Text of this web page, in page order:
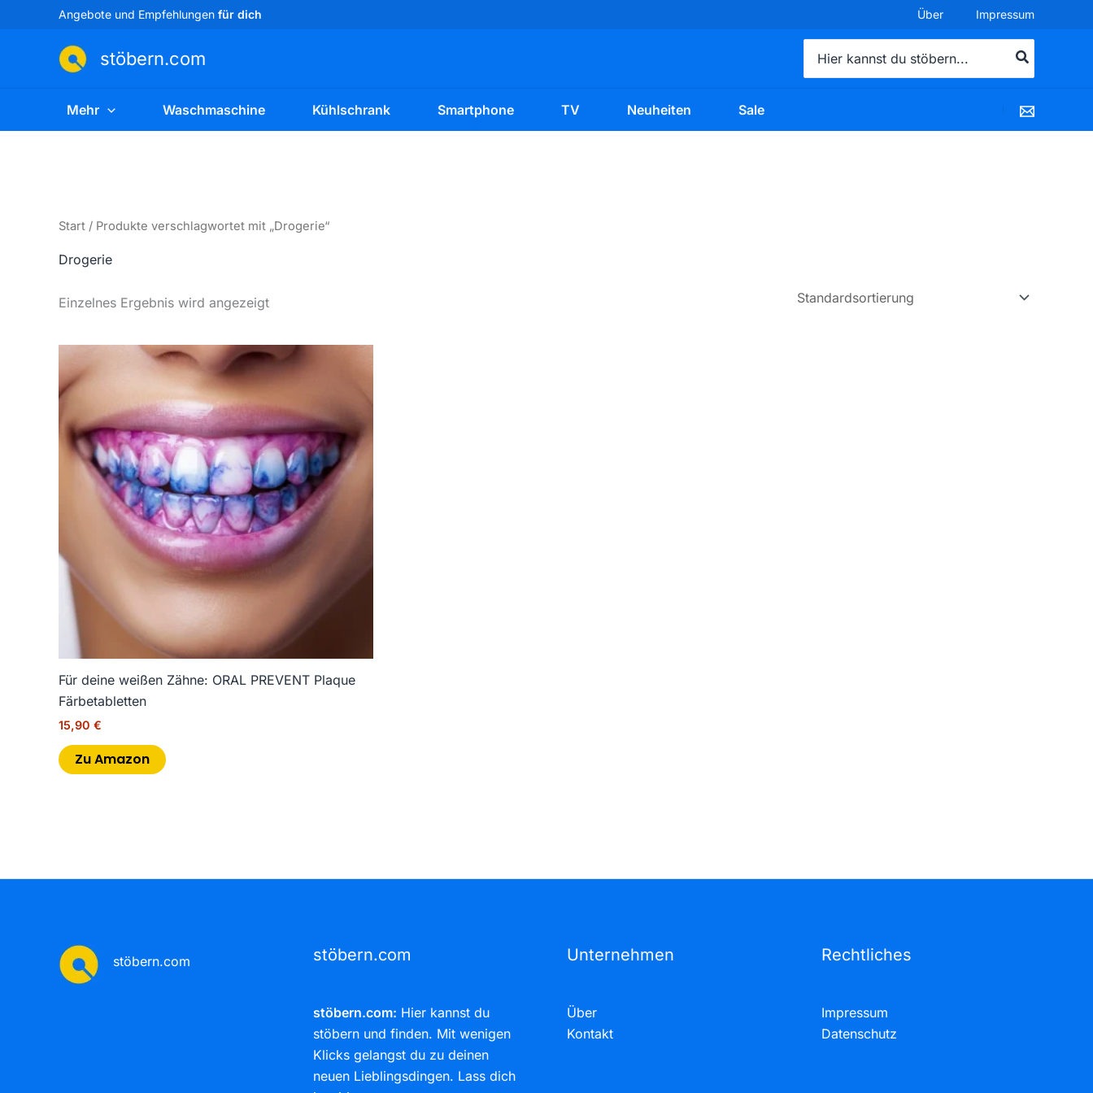
Angebote und Empfehlungen für dich Über Impressum
stöbern.com
for:
Mehr Waschmaschine Kühlschrank Smartphone TV Neuheiten Sale
Start / Produkte verschlagwortet mit „Drogerie“
Drogerie
Einzelnes Ergebnis wird angezeigt
Für deine weißen Zähne: ORAL PREVENT Plaque
Färbetabletten
15,90 €
Zu Amazon
stöbern.com stöbern.com
stöbern.com: Hier kannst du
stöbern und finden. Mit wenigen
Klicks gelangst du zu deinen
neuen Lieblingsdingen. Lass dich
Unternehmen
Über
Kontakt
Rechtliches
Impressum
Datenschutz